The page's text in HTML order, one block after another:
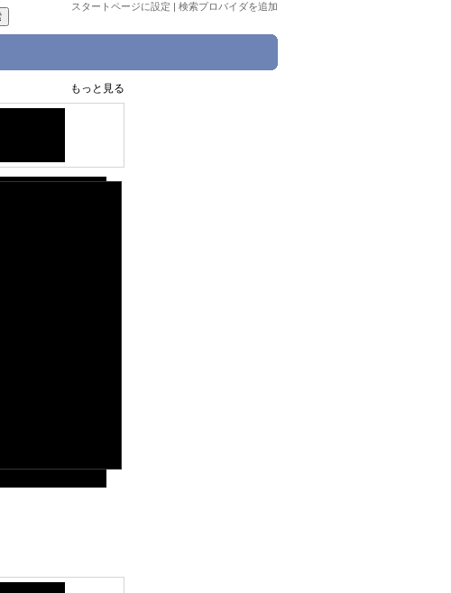
スタートページに設定 | 検索プロバイダを追加
もっと見る